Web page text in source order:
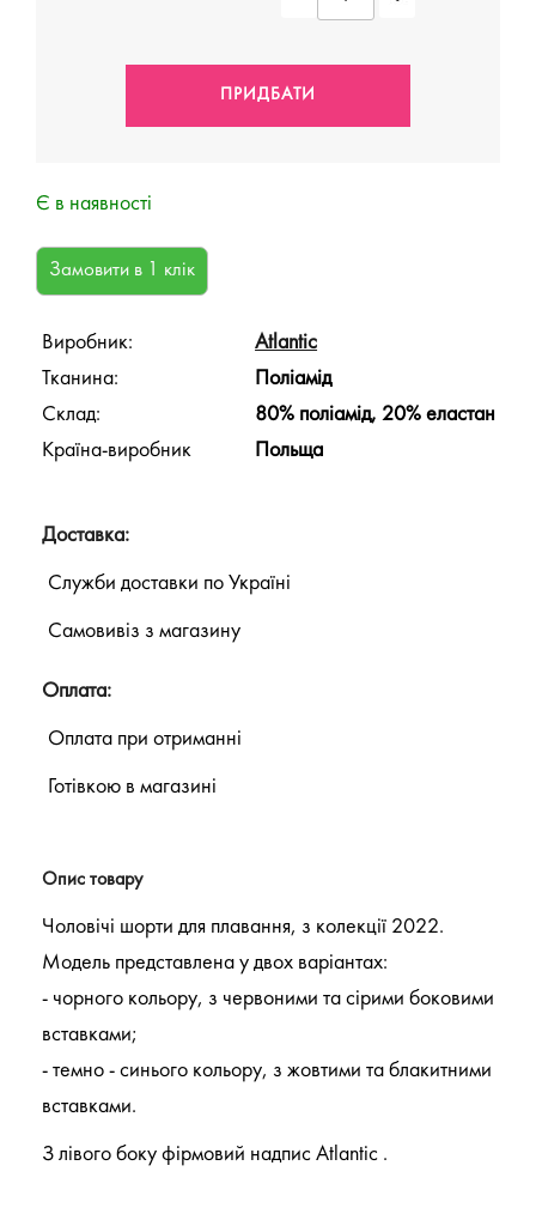
Є в наявності
Виробник:
Atlantic
Тканина:
Поліамід
Склад:
80% поліамід, 20% еластан
Країна-виробник
Польща
Доставка:
Служби доставки по Україні
Самовивіз з магазину
Оплата:
Оплата при отриманні
Готівкою в магазині
Опис товару
Чоловічі шорти для плавання, з колекції 2022.
Модель представлена у двох варіантах:
- чорного кольору, з червоними та сірими боковими
вставками;
- темно - синього кольору, з жовтими та блакитними
вставками.
З лівого боку фірмовий надпис Atlantic .